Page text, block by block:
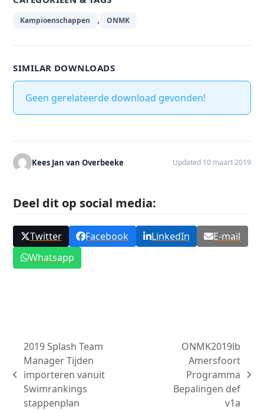
Kampioenschappen , ONMK
SIMILAR DOWNLOADS
Geen gerelateerde download gevonden!
Kees Jan van Overbeeke Updated 10 maart 2019
Deel dit op social media:
Twitter Facebook LinkedIn
E-mail
Whatsapp
previous
post:
2019 Splash Team
Manager Tijden
importeren vanuit
Swimrankings
stappenplan
post:
ONMK2019lb
Amersfoort
Programma
Bepalingen def
v1a